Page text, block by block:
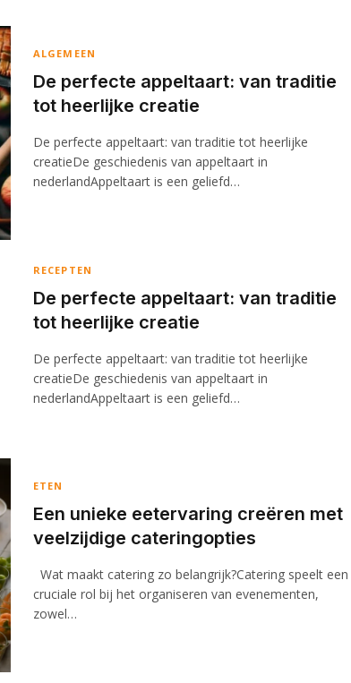
ALGEMEEN
De perfecte appeltaart: van traditie
tot heerlijke creatie
De perfecte appeltaart: van traditie tot heerlijke
creatieDe geschiedenis van appeltaart in
nederlandAppeltaart is een geliefd…
RECEPTEN
De perfecte appeltaart: van traditie
tot heerlijke creatie
De perfecte appeltaart: van traditie tot heerlijke
creatieDe geschiedenis van appeltaart in
nederlandAppeltaart is een geliefd…
ETEN
Een unieke eetervaring creëren met
veelzijdige cateringopties
Wat maakt catering zo belangrijk?Catering speelt een
cruciale rol bij het organiseren van evenementen,
zowel…